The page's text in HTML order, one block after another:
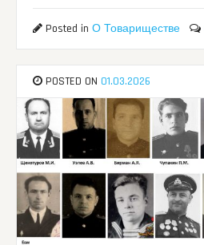
Posted inО Товариществе
POSTED ON 01.03.2026